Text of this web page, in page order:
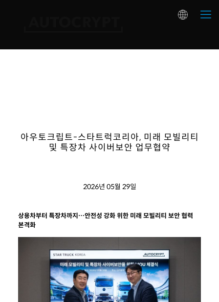
아우토크립트-스타트럭코리아, 미래 모빌리티
및 특장차 사이버보안 업무협약
2026년 05월 29일
상용차부터 특장차까지…안전성 강화 위한 미래 모빌리티 보안 협력
본격화